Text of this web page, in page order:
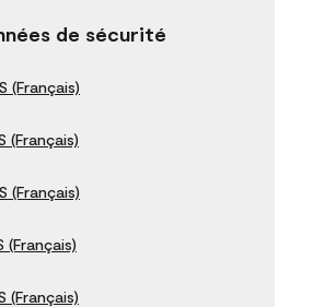
de sécurité
(Français)
(Français)
(Français)
(Français)
(Français)